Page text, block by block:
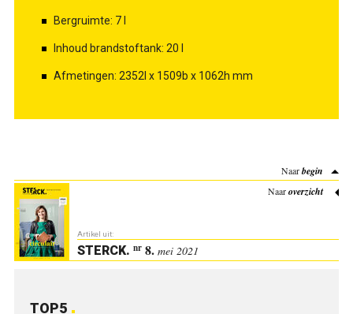
Bergruimte: 7 l
Inhoud brandstoftank: 20 l
Afmetingen: 2352l x 1509b x 1062h mm
Naarbegin
Naaroverzicht
Artikel uit:
STERCK. nr8. mei 2021
TOP5